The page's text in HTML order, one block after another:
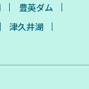
豊英ダム
津久井湖